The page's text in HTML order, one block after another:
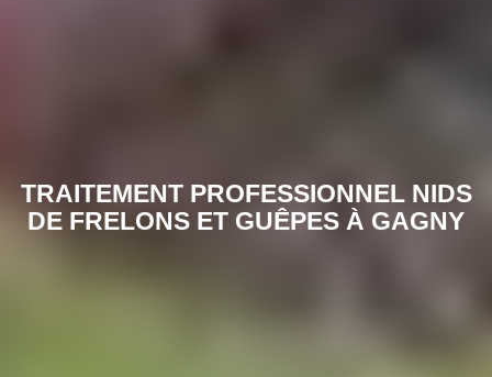
TRAITEMENT PROFESSIONNEL NIDS
DE FRELONS ET GUÊPES À GAGNY